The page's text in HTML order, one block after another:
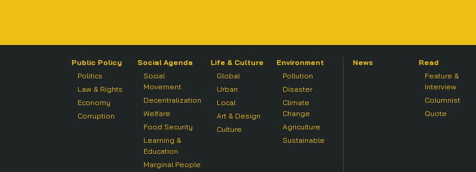
Public Policy
Politics
Law & Rights
Economy
Corruption
Social Agenda
Social
Movement
Decentralization
Welfare
Food Security
Learning &
Education
Marginal People
Life & Culture
Global
Urban
Local
Art & Design
Culture
Environment
Pollution
Disaster
Climate
Change
Agriculture
Sustainable
News
Read
Feature &
Interview
Columnist
Quote